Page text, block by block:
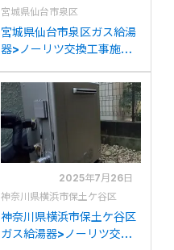
宮城県仙台市泉区
宮城県仙台市泉区ガス給湯
器>ノーリツ交換工事施工
2050ARXからノーリツ
GT-C2072AR BLへの交換
2025年7月26日
神奈川県横浜市保土ケ谷区
神奈川県横浜市保土ケ谷区
ガス給湯器>ノーリツ交換